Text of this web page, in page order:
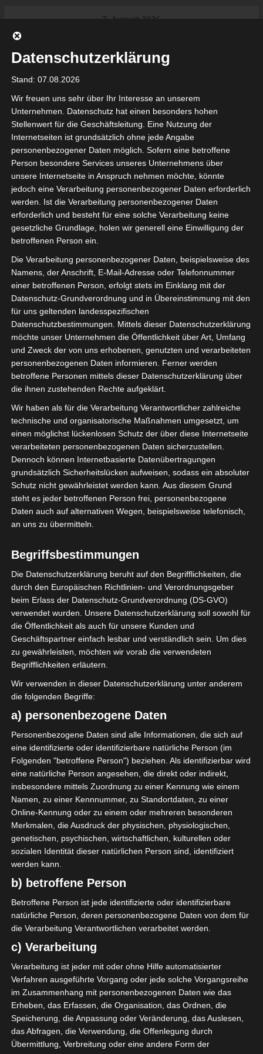
7. August 2026
beginnt am 22. und 23. August
2026 (Update)
Meisterschaft an
Ligue 1 Pro: Spielplan der ersten 15
Spieltage der Saison 2026/2027
Ligue 2 Pro Tunesien 2026/2027 –
Saison beginnt am am 19./20.
September 2026
Internationaler Sportgerichtshof
lehnt Eilverfahren ab – AS Soliman
steuert auf die Ligue 2 zu
tunesienfussball.de
Tunesien Ligafußball
Sie befinden sich hier:Startseite
(OB) – Club Sportif Sfaxien (CSS)
5 Nov. 2025-14:30
Meisterschaft Tunesien 2025/2026 - Ligue 1
| Spieltag 13
Halbzeit: 0-1
Olympique de
Béjà (OB) 0
Club Sportif
Sfaxien (CSS)
ENDERGEBNIS
Stade Boujemaa Kmiti Béjà
TORE
Tor
AUFSTELLUNGEN
Olympique de Béjà (OB)
Club Sportif Sfaxien (CSS)
O I. Belwafi 41'
Avenir Sportif de La Marsa (ASM) – Club Athlétique
Bizertin (CAB)
Avenir Sportif de Soliman (ASS) – Union Sportive d
e Ben Guerdane (USBG)
Die nächsten Begegnungen
SPIELTAG 1
22 Aug. 2026
Datenschutzerklärung
Stand: 07.08.2026
Wir freuen uns sehr über Ihr Interesse an unserem
Unternehmen. Datenschutz hat einen besonders hohen
Stellenwert für die Geschäftsleitung. Eine Nutzung der
Internetseiten ist grundsätzlich ohne jede Angabe
personenbezogener Daten möglich. Sofern eine betroffene
Person besondere Services unseres Unternehmens über
unsere Internetseite in Anspruch nehmen möchte, könnte
jedoch eine Verarbeitung personenbezogener Daten erforderlich
werden. Ist die Verarbeitung personenbezogener Daten
erforderlich und besteht für eine solche Verarbeitung keine
gesetzliche Grundlage, holen wir generell eine Einwilligung der
betroffenen Person ein.
Die Verarbeitung personenbezogener Daten, beispielsweise des
Namens, der Anschrift, E-Mail-Adresse oder Telefonnummer
einer betroffenen Person, erfolgt stets im Einklang mit der
Datenschutz-Grundverordnung und in Übereinstimmung mit den
für uns geltenden landesspezifischen
Datenschutzbestimmungen. Mittels dieser Datenschutzerklärung
möchte unser Unternehmen die Öffentlichkeit über Art, Umfang
und Zweck der von uns erhobenen, genutzten und verarbeiteten
personenbezogenen Daten informieren. Ferner werden
betroffene Personen mittels dieser Datenschutzerklärung über
die ihnen zustehenden Rechte aufgeklärt.
Wir haben als für die Verarbeitung Verantwortlicher zahlreiche
technische und organisatorische Maßnahmen umgesetzt, um
einen möglichst lückenlosen Schutz der über diese Internetseite
verarbeiteten personenbezogenen Daten sicherzustellen.
Dennoch können Internetbasierte Datenübertragungen
grundsätzlich Sicherheitslücken aufweisen, sodass ein absoluter
Schutz nicht gewährleistet werden kann. Aus diesem Grund
steht es jeder betroffenen Person frei, personenbezogene
Daten auch auf alternativen Wegen, beispielsweise telefonisch,
an uns zu übermitteln.
Begriffsbestimmungen
Die Datenschutzerklärung beruht auf den Begrifflichkeiten, die
durch den Europäischen Richtlinien- und Verordnungsgeber
beim Erlass der Datenschutz-Grundverordnung (DS-GVO)
verwendet wurden. Unsere Datenschutzerklärung soll sowohl für
die Öffentlichkeit als auch für unsere Kunden und
Geschäftspartner einfach lesbar und verständlich sein. Um dies
zu gewährleisten, möchten wir vorab die verwendeten
Begrifflichkeiten erläutern.
Wir verwenden in dieser Datenschutzerklärung unter anderem
die folgenden Begriffe:
a) personenbezogene Daten
Personenbezogene Daten sind alle Informationen, die sich auf
eine identifizierte oder identifizierbare natürliche Person (im
Folgenden "betroffene Person") beziehen. Als identifizierbar wird
eine natürliche Person angesehen, die direkt oder indirekt,
insbesondere mittels Zuordnung zu einer Kennung wie einem
Namen, zu einer Kennnummer, zu Standortdaten, zu einer
Online-Kennung oder zu einem oder mehreren besonderen
Merkmalen, die Ausdruck der physischen, physiologischen,
genetischen, psychischen, wirtschaftlichen, kulturellen oder
sozialen Identität dieser natürlichen Person sind, identifiziert
werden kann.
b) betroffene Person
Betroffene Person ist jede identifizierte oder identifizierbare
natürliche Person, deren personenbezogene Daten von dem für
die Verarbeitung Verantwortlichen verarbeitet werden.
c) Verarbeitung
Verarbeitung ist jeder mit oder ohne Hilfe automatisierter
Verfahren ausgeführte Vorgang oder jede solche Vorgangsreihe
im Zusammenhang mit personenbezogenen Daten wie das
Erheben, das Erfassen, die Organisation, das Ordnen, die
Speicherung, die Anpassung oder Veränderung, das Auslesen,
das Abfragen, die Verwendung, die Offenlegung durch
Übermittlung, Verbreitung oder eine andere Form der